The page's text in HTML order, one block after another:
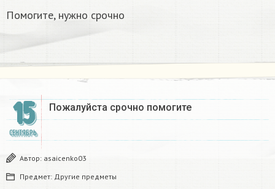
Помогите, нужно срочно
15
СЕНТЯБРЬ
Пожалуйста срочно помогите​
Автор: asaicenko03
Предмет: Другие предметы